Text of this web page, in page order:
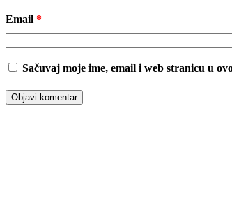
Email *
Sačuvaj moje ime, email i web stranicu u